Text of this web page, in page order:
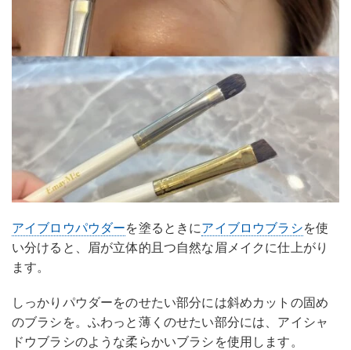
アイブロウパウダーを塗るときにアイブロウブラシを使
い分けると、眉が立体的且つ自然な眉メイクに仕上がり
ます。
しっかりパウダーをのせたい部分には斜めカットの固め
のブラシを。ふわっと薄くのせたい部分には、アイシャ
ドウブラシのような柔らかいブラシを使用します。